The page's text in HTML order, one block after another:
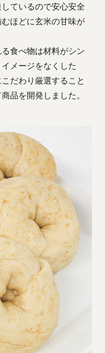
ているので安心安全
ほどに玄米の甘味が
食べ物は材料がシン
メージをなくした
だわり厳選すること
品を開発しました。